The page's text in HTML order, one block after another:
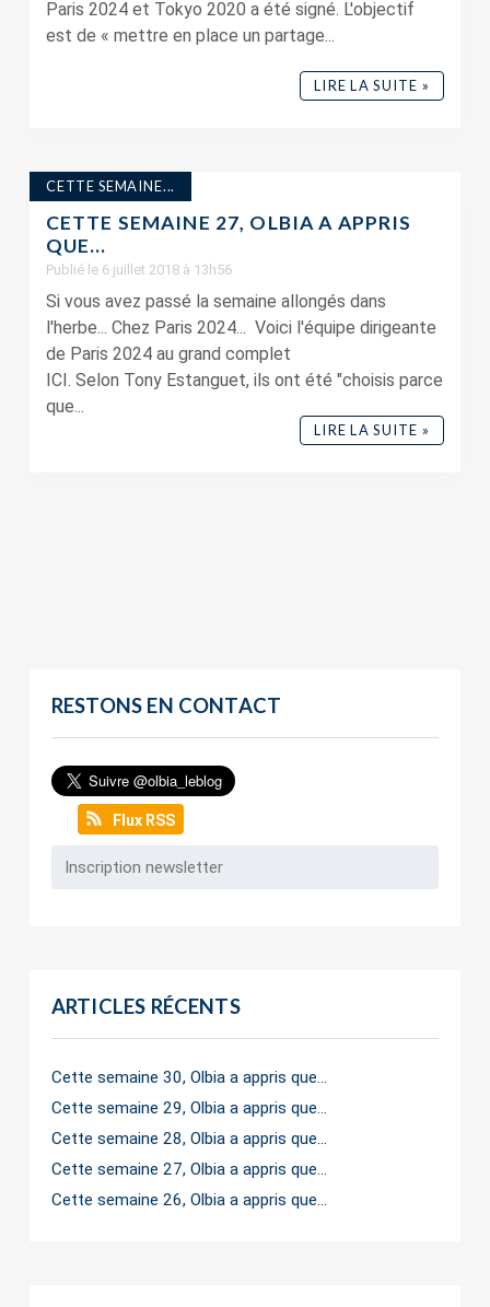
Paris 2024 et Tokyo 2020 a été signé. L'objectif
est de « mettre en place un partage...
LIRE LA SUITE »
CETTE SEMAINE...
CETTE SEMAINE 27, OLBIA A APPRIS
QUE…
Publié le 6 juillet 2018 à 13h56
Si vous avez passé la semaine allongés dans
l'herbe... Chez Paris 2024... Voici l'équipe dirigeante
de Paris 2024 au grand complet
ICI. Selon Tony Estanguet, ils ont été "choisis parce
que...
LIRE LA SUITE »
RESTONS EN CONTACT
Flux RSS
ARTICLES RÉCENTS
Cette semaine 30, Olbia a appris que…
Cette semaine 29, Olbia a appris que…
Cette semaine 28, Olbia a appris que…
Cette semaine 27, Olbia a appris que…
Cette semaine 26, Olbia a appris que…